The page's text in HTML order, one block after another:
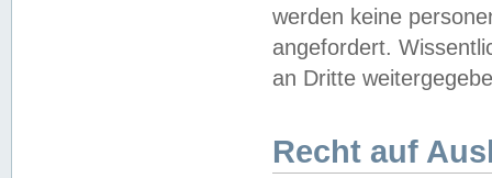
werden keine
angefordert.
an Dritte
Recht auf